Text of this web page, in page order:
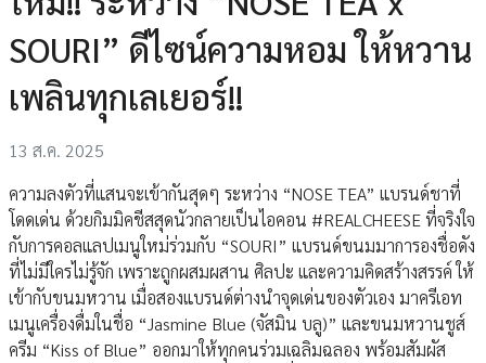
SOURI” ดีไซน์ความหอม ให้หวาน
เพลินทุกเลเยอร์!!
13 ส.ค. 2025
ความลงตัวที่แสนจะเข้ากันสุดๆ ระหว่าง “NOSE TEA” แบรนด์ชาที่
โดดเด่น ด้วยกิมมิคชีสสุดนัวกลายเป็นไอคอน #REALCHEESE ที่จริงใจ
กับการคอลแลปเมนูใหม่ร่วมกับ “SOURI” แบรนด์ขนมมาการองชื่อดัง
ที่ไม่มีใครไม่รู้จัก เพราะถูกผสมผสาน ศิลปะ และความคิดสร้างสรรค์ ให้
เข้ากับขนมหวาน เมื่อสองแบรนด์ต่างนำจุดเด่นของตัวเอง มาครีเอท
เมนูเครื่องดื่มในชื่อ “Jasmine Blue (จัสมิน บลู)” และขนมหวานชูส์
ครีม “Kiss of Blue” ออกมาให้ทุกคนร่วมเฉลิมฉลอง พร้อมสัมผัส